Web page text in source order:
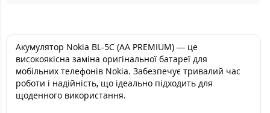
Акумулятор Nokia BL-5C (AA PREMIUM) — це
високоякісна заміна оригінальної батареї для
мобільних телефонів Nokia. Забезпечує тривалий час
роботи і надійність, що ідеально підходить для
щоденного використання.